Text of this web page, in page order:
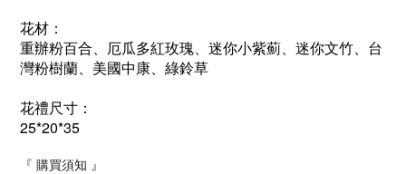
花材：
重辦粉百合、厄瓜多紅玫瑰、迷你小紫薊、迷你文竹、台
灣粉樹蘭、美國中康、綠鈴草
花禮尺寸：
25*20*35
『 購買須知 』